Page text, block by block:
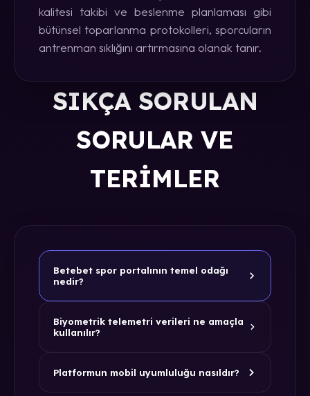
kalitesi takibi ve beslenme planlaması gibi
bütünsel toparlanma protokolleri, sporcuların
antrenman sıklığını artırmasına olanak tanır.
SIKÇA SORULAN
SORULAR VE
TERIMLER
Betebet spor portalının temel odağı
nedir?
Biyometrik telemetri verileri ne amaçla
kullanılır?
Platformun mobil uyumluluğu nasıldır?